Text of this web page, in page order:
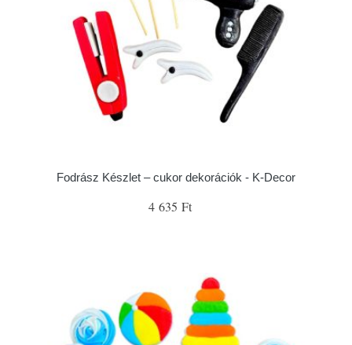
Fodrász Készlet – cukor dekorációk - K-Decor
4 635 Ft